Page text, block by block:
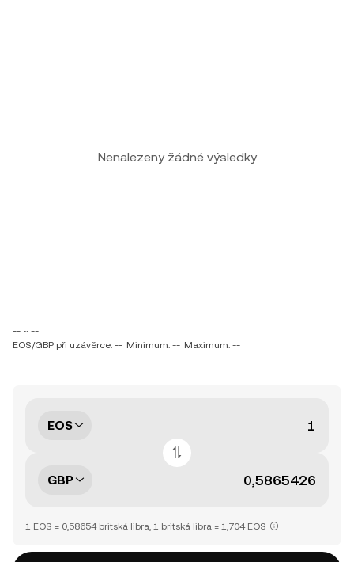
Nenalezeny žádné výsledky
-- ~ --
EOS/GBP při uzávěrce: -- Minimum: -- Maximum: --
EOS
GBP
1 EOS = 0,58654 britská libra, 1 britská libra = 1,704 EOS